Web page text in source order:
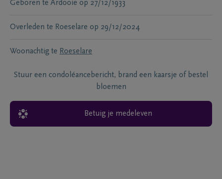
Geboren te Ardooie op 27/12/1933
Overleden te Roeselare op 29/12/2024
Woonachtig te Roeselare
Stuur een condoléancebericht, brand een kaarsje of bestel
bloemen
Betuig je medeleven